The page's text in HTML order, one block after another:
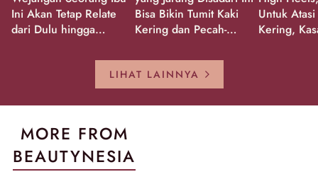
Ini Akan Tetap Relate
dari Dulu hingga
Bisa Bikin Tumit Kaki
Kering dan Pecah-
Untuk
Kering,
LIHAT LAINNYA
MORE FROM
BEAUTYNESIA